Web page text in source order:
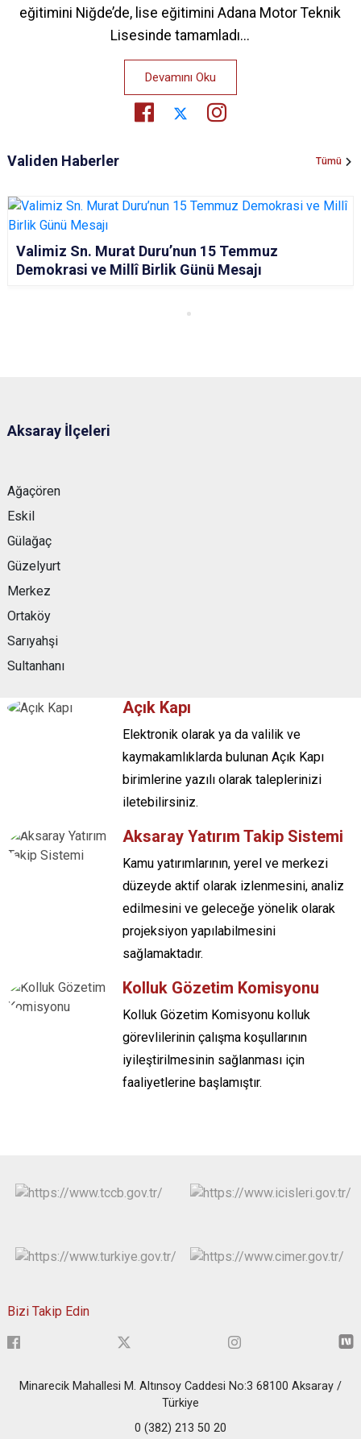
eğitimini Niğde’de, lise eğitimini Adana Motor Teknik
Lisesinde tamamladı...
Devamını Oku
Validen Haberler Tümü
Valimiz Sn. Murat Duru’nun 15 Temmuz
Demokrasi ve Millî Birlik Günü Mesajı
Aksaray İlçeleri
Ağaçören
Eskil
Gülağaç
Güzelyurt
Merkez
Ortaköy
Sarıyahşi
Sultanhanı
Açık Kapı
Elektronik olarak ya da valilik ve
kaymakamlıklarda bulunan Açık Kapı
birimlerine yazılı olarak taleplerinizi
iletebilirsiniz.
Aksaray Yatırım Takip Sistemi
Kamu yatırımlarının, yerel ve merkezi
düzeyde aktif olarak izlenmesini, analiz
edilmesini ve geleceğe yönelik olarak
projeksiyon yapılabilmesini
sağlamaktadır.
Kolluk Gözetim Komisyonu
Kolluk Gözetim Komisyonu kolluk
görevlilerinin çalışma koşullarının
iyileştirilmesinin sağlanması için
faaliyetlerine başlamıştır.
Bizi Takip Edin
Minarecik Mahallesi M. Altınsoy Caddesi No:3 68100 Aksaray /
Türkiye
0 (382) 213 50 20